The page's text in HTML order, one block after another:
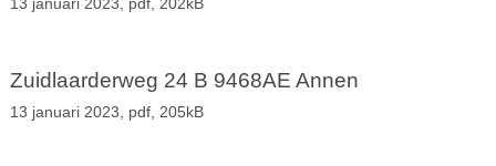
13 januari 2023, pdf, 202kB
Zuidlaarderweg 24 B 9468AE Annen
13 januari 2023, pdf, 205kB